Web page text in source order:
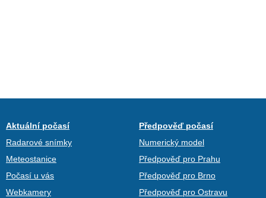
Aktuální počasí
Radarové snímky
Meteostanice
Počasí u vás
Webkamery
Předpověď počasí
Numerický model
Předpověď pro Prahu
Předpověď pro Brno
Předpověď pro Ostravu